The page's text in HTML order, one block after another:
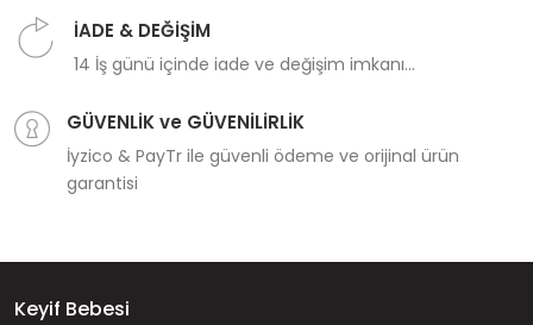
İADE & DEĞİŞİM
14 İş günü içinde iade ve değişim imkanı...
GÜVENLİK ve GÜVENİLİRLİK
İyzico & PayTr ile güvenli ödeme ve orijinal ürün
garantisi
Keyif Bebesi